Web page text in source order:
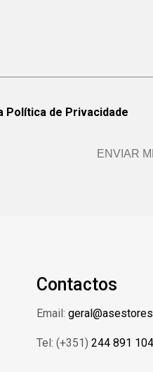
Política de Privacidade
Contactos
Email:
Tel: (+351) 244 891 104